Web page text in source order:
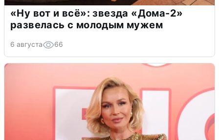
«Ну вот и всё»: звезда «Дома-2»
развелась с молодым мужем
6 августа 66